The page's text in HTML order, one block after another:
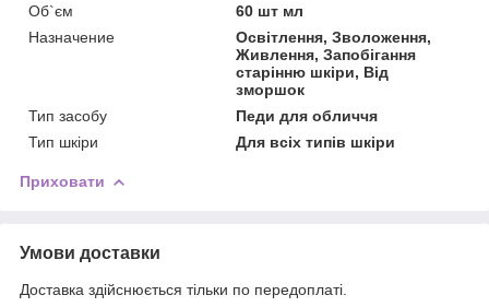
Об`єм
60 шт мл
Назначение
Освітлення, Зволоження,
Живлення, Запобігання
старінню шкіри, Від
зморшок
Тип засобу
Педи для обличчя
Тип шкіри
Для всіх типів шкіри
Приховати
Умови доставки
Доставка здійснюється тільки по передоплаті.